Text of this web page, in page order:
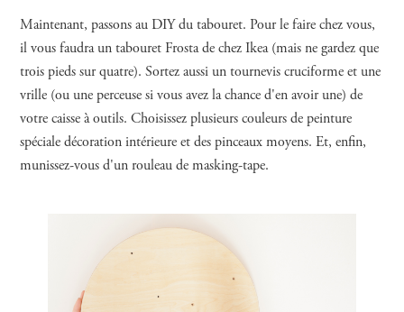
Maintenant, passons au DIY du tabouret. Pour le faire chez vous,
il vous faudra un tabouret Frosta de chez Ikea (mais ne gardez que
trois pieds sur quatre). Sortez aussi un tournevis cruciforme et une
vrille (ou une perceuse si vous avez la chance d'en avoir une) de
votre caisse à outils. Choisissez plusieurs couleurs de peinture
spéciale décoration intérieure et des pinceaux moyens. Et, enfin,
munissez-vous d'un rouleau de masking-tape.